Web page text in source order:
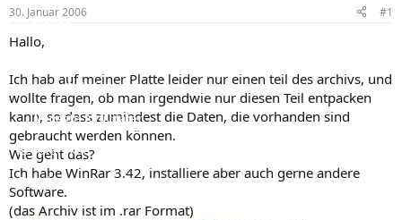
Aktuelles
Neue Beiträge
Neueste Aktivitäten
Leserartikel
Regeln
e
r
t
30. Januar 2006 #1
Hallo,
Ich hab auf meiner Platte leider nur einen teil des archivs, und
wollte fragen, ob man irgendwie nur diesen Teil entpacken
kann, so dass zumindest die Daten, die vorhanden sind
gebraucht werden können.
Wie geht das?
Ich habe WinRar 3.42, installiere aber auch gerne andere
Software.
(das Archiv ist im .rar Format)